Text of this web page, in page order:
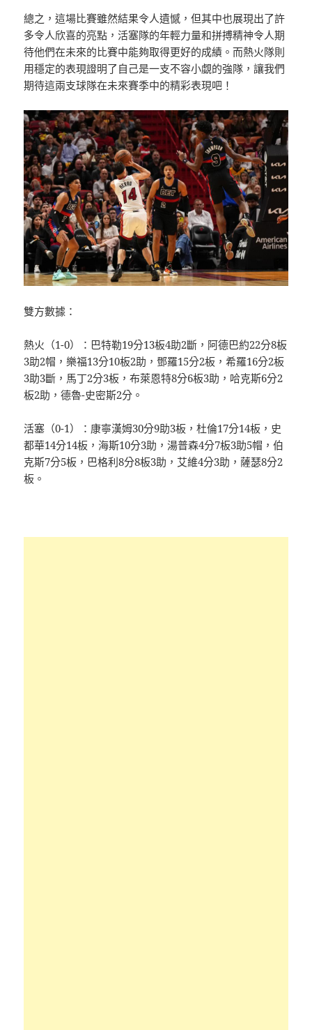
總之，這場比賽雖然結果令人遺憾，但其中也展現出了許
多令人欣喜的亮點，活塞隊的年輕力量和拼搏精神令人期
待他們在未來的比賽中能夠取得更好的成績。而熱火隊則
用穩定的表現證明了自己是一支不容小覷的強隊，讓我們
期待這兩支球隊在未來賽季中的精彩表現吧！
雙方數據：
熱火（1-0）：巴特勒19分13板4助2斷，阿德巴約22分8板
3助2帽，樂福13分10板2助，鄧羅15分2板，希羅16分2板
3助3斷，馬丁2分3板，布萊恩特8分6板3助，哈克斯6分2
板2助，德魯-史密斯2分。
活塞（0-1）：康寧漢姆30分9助3板，杜倫17分14板，史
都華14分14板，海斯10分3助，湯普森4分7板3助5帽，伯
克斯7分5板，巴格利8分8板3助，艾維4分3助，薩瑟8分2
板。